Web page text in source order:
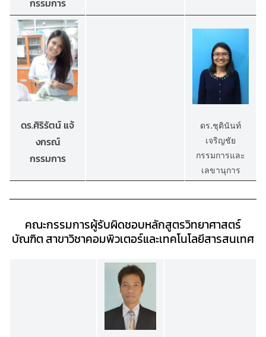
กรรมการ
ดร.ศิริรัตน์ แจ้
งกรณ์
กรรมการ
ดร.ชุตินันท์
เจริญชัย
กรรมการและ
เลขานุการ
คณะกรรมการผู้รับผิดชอบหลักสูตรวิทยาศาสตร์
บัณฑิต สาขาวิชาคอมพิวเตอร์และเทคโนโลยีสารสนเทศ